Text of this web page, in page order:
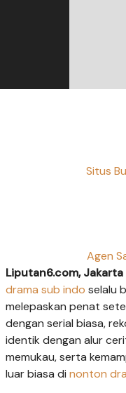
Situs
Agen
Liputan6.com,
drama sub indo selalu
melepaskan penat
dengan serial biasa,
identik dengan alur
memukau, serta
luar biasa di nonton